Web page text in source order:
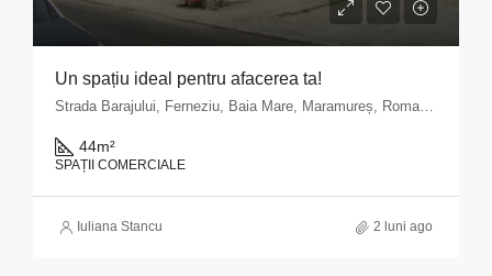
Un spațiu ideal pentru afacerea ta!
Strada Barajului, Ferneziu, Baia Mare, Maramureș, Romania
44m²
SPAȚII COMERCIALE
Iuliana Stancu 2 luni ago